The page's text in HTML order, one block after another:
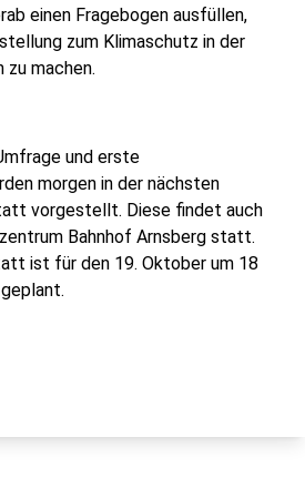
einen Fragebogen ausfüllen,
zum Klimaschutz in der
machen.
und erste
morgen in der nächsten
vorgestellt. Diese findet auch
Bahnhof Arnsberg statt.
ist für den 19. Oktober um 18